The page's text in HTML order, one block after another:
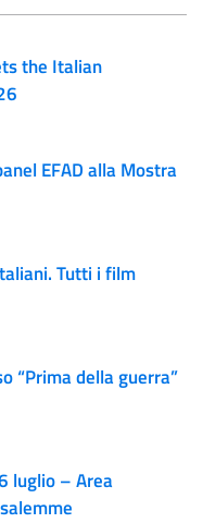
the Italian
EFAD alla Mostra
Tutti i film
“Prima della guerra”
luglio – Area